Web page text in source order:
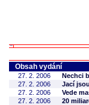
Obsah vydání
27. 2. 2006
Nechci
27. 2. 2006
Jací
27. 2. 2006
Vede
27. 2. 2006
20